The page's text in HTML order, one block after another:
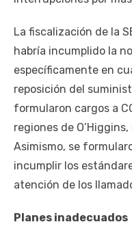
La fiscalización de la
habría incumplido la
específicamente en
reposición del
formularon cargos a
regiones de
Asimismo, se
incumplir los
atención de los
Planes inadecuados